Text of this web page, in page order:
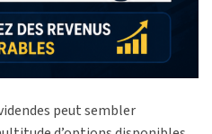
peut sembler